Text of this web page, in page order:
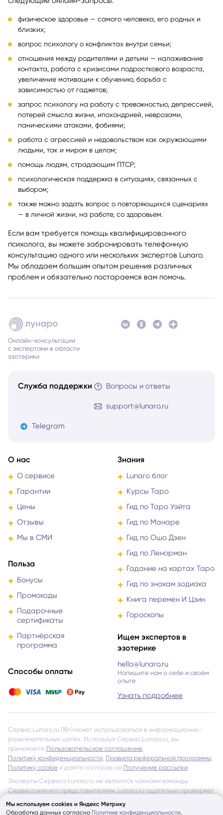
вопрос психологу и на другие темы. Набирают вес
следующие онлайн-запросы:
физическое здоровье — самого человека, его родных и
близких;
вопрос психологу о конфликтах внутри семьи;
отношения между родителями и детьми — налаживание
контакта, работа с кризисами подросткового возраста,
увеличение мотивации к обучению, борьба с
зависимостью от гаджетов;
запрос психологу на работу с тревожностью, депрессией,
потерей смысла жизни, ипохондрией, неврозами,
паническими атаками, фобиями;
работа с агрессией и недовольством как окружающими
людьми, так и миром в целом;
помощь людям, страдающим ПТСР;
психологическая поддержка в ситуациях, связанных с
выбором;
также можно задать вопрос о повторяющихся сценариях
— в личной жизни, на работе, со здоровьем.
Если вам требуется помощь квалифицированного
психолога, вы можете забронировать телефонную
консультацию одного или нескольких экспертов Lunaro.
Мы обладаем большим опытом решения различных
Мы используем cookies и Яндекс Метрику
Обработка данных согласно Политике конфиденциальности.
Онлайн-консультации
Вопросы и ответы
О нас
О сервисе
Гарантии
Цены
Отзывы
Польза
Бонусы
Промокоды
Подарочные
сертификаты
Партнёрская
Способы оплаты
Знания
Lunaro блог
Курсы Таро
Гид по Таро Уэйта
Гид по Манаре
Гид по Ошо Дзен
Гид по Ленорман
Гадание на картах Таро
Гид по знакам зодиака
Книга перемен И Цзин
Ищем экспертов в
эзотерике
hello@lunaro.ru
опыте
Узнать подробнее
Сервис Lunaro.ru (18+) может использоваться в информационно-
развлекательных целях. Используя Сервис Lunaro.ru, вы
принимаете
Пользовательское соглашение
Политику cookie и даёте согласие на Получение рассылки.
Сервиса или его представителями. Lunaro.ru тщательно проверяет